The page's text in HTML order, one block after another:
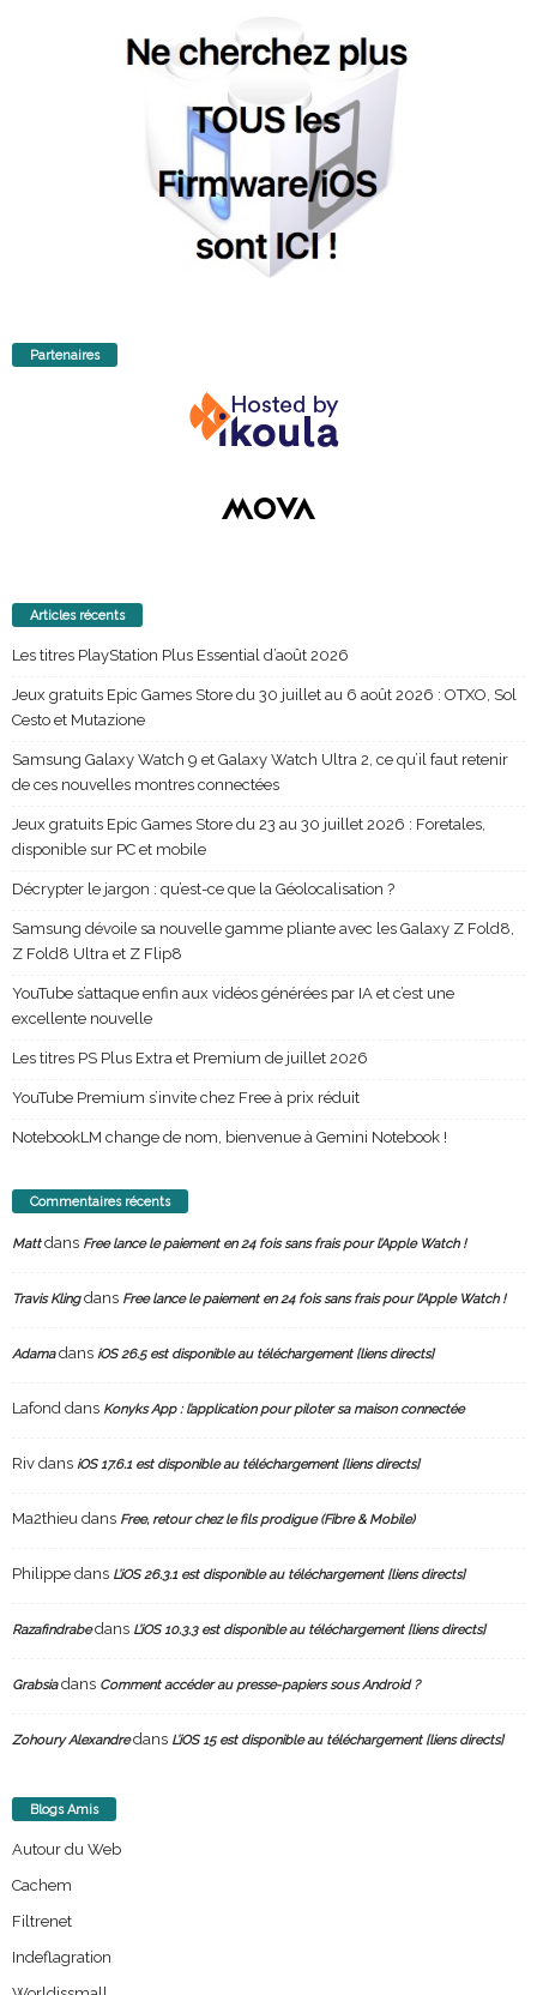
Partenaires
Articles récents
Les titres PlayStation Plus Essential d’août 2026
Jeux gratuits Epic Games Store du 30 juillet au 6 août 2026 : OTXO, Sol
Cesto et Mutazione
Samsung Galaxy Watch 9 et Galaxy Watch Ultra 2, ce qu’il faut retenir
de ces nouvelles montres connectées
Jeux gratuits Epic Games Store du 23 au 30 juillet 2026 : Foretales,
disponible sur PC et mobile
Décrypter le jargon : qu’est-ce que la Géolocalisation ?
Samsung dévoile sa nouvelle gamme pliante avec les Galaxy Z Fold8,
Z Fold8 Ultra et Z Flip8
YouTube s’attaque enfin aux vidéos générées par IA et c’est une
excellente nouvelle
Les titres PS Plus Extra et Premium de juillet 2026
YouTube Premium s’invite chez Free à prix réduit
NotebookLM change de nom, bienvenue à Gemini Notebook !
Commentaires récents
Mattdans Free lance le paiement en 24 fois sans frais pour l’Apple Watch !
Travis Klingdans Free lance le paiement en 24 fois sans frais pour l’Apple Watch !
Adamadans iOS 26.5 est disponible au téléchargement [liens directs]
Lafond dans Konyks App : l’application pour piloter sa maison connectée
Riv dans iOS 17.6.1 est disponible au téléchargement [liens directs]
Ma2thieu dans Free, retour chez le fils prodigue (Fibre & Mobile)
Philippe dans L’iOS 26.3.1 est disponible au téléchargement [liens directs]
Razafindrabedans L’iOS 10.3.3 est disponible au téléchargement [liens directs]
Grabsiadans Comment accéder au presse-papiers sous Android ?
Zohoury Alexandredans L’iOS 15 est disponible au téléchargement [liens directs]
Blogs Amis
Autour du Web
Cachem
Filtrenet
Indeflagration